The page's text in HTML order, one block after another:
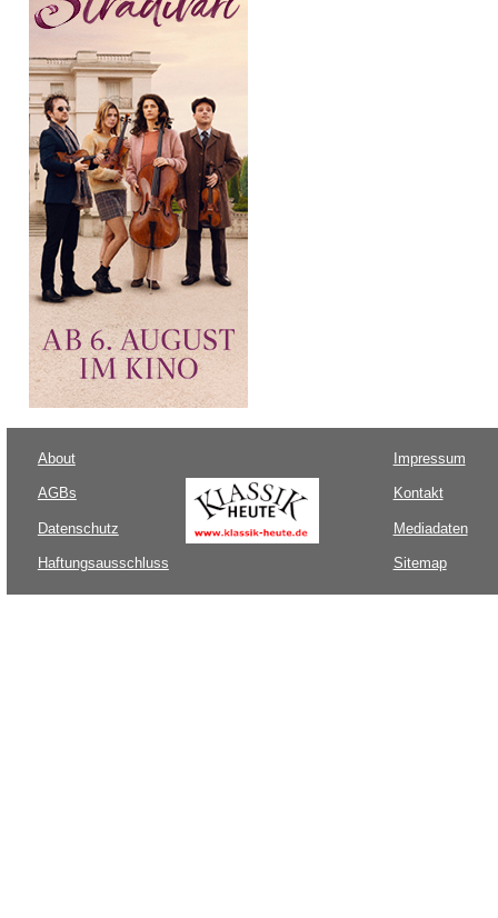
About
AGBs
Datenschutz
Haftungsausschluss
Impressum
Kontakt
Mediadaten
Sitemap